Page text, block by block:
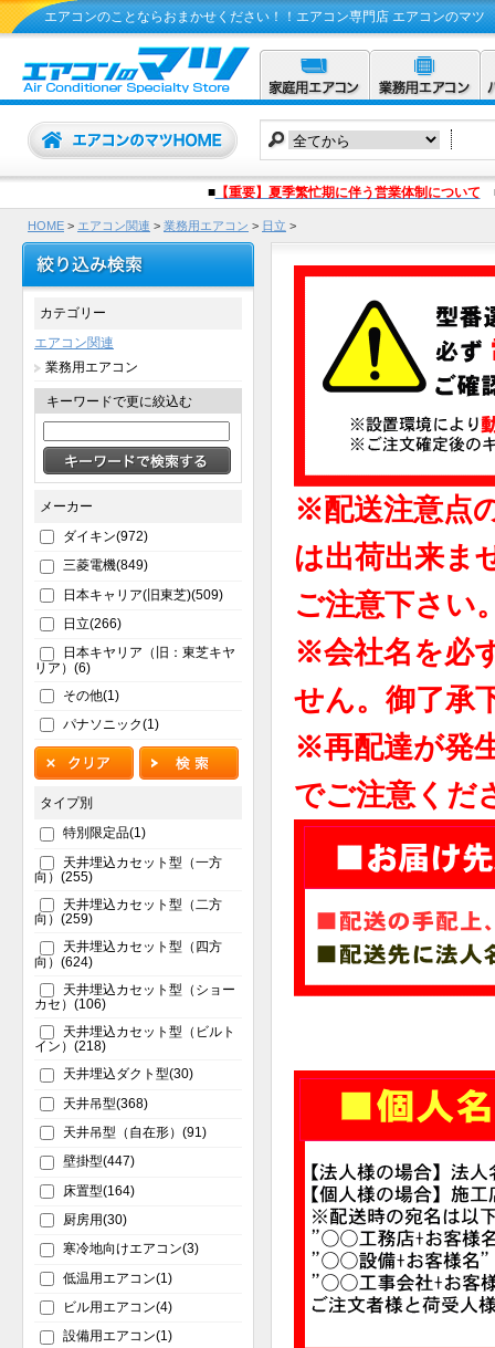
エアコンのことならおまかせください！！エアコン専門店 エアコンのマツ
■【重要】夏季繁忙期に伴う営業体制について
HOME > エアコン関連 > 業務用エアコン > 日立 >
RCB-GP45RSH11(RCB-GP45RSH9の後継機種) 1.8馬力相当 シングル ペア[1対1]
※配送注意点
は出荷出来ま
ご注意下さい
※会社名を必
せん。御了承
※再配達が発
でご注意くだ
カテゴリー
エアコン関連
業務用エアコン
キーワードで更に絞込む
メーカー
ダイキン(972)
三菱電機(849)
日本キャリア(旧東芝)(509)
日立(266)
日本キヤリア（旧：東芝キヤ
リア）(6)
その他(1)
パナソニック(1)
タイプ別
特別限定品(1)
天井埋込カセット型（一方
向）(255)
天井埋込カセット型（二方
向）(259)
天井埋込カセット型（四方
向）(624)
天井埋込カセット型（ショー
カセ）(106)
天井埋込カセット型（ビルト
イン）(218)
天井埋込ダクト型(30)
天井吊型(368)
天井吊型（自在形）(91)
壁掛型(447)
床置型(164)
厨房用(30)
寒冷地向けエアコン(3)
低温用エアコン(1)
ビル用エアコン(4)
設備用エアコン(1)